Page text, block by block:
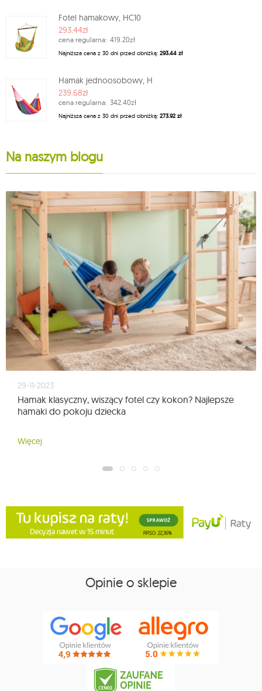
Fotel hamakowy, HC10
293.44zł
cena regularna: 419.20zł
Najniższa cena z 30 dni przed obniżką: 293.44 zł
Hamak jednoosobowy, H
239.68zł
cena regularna: 342.40zł
Najniższa cena z 30 dni przed obniżką: 273.92 zł
Na naszym blogu
29-11-2023
Hamak klasyczny, wiszący fotel czy kokon? Najlepsze
hamaki do pokoju dziecka
Więcej
Opinie o sklepie